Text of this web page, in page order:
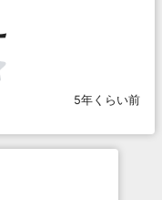
5年くらい前